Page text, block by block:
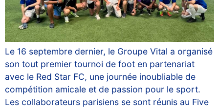
Le 16 septembre dernier, le Groupe Vital a organisé
son tout premier tournoi de foot en partenariat
avec le Red Star FC, une journée inoubliable de
compétition amicale et de passion pour le sport.
Les collaborateurs parisiens se sont réunis au Five